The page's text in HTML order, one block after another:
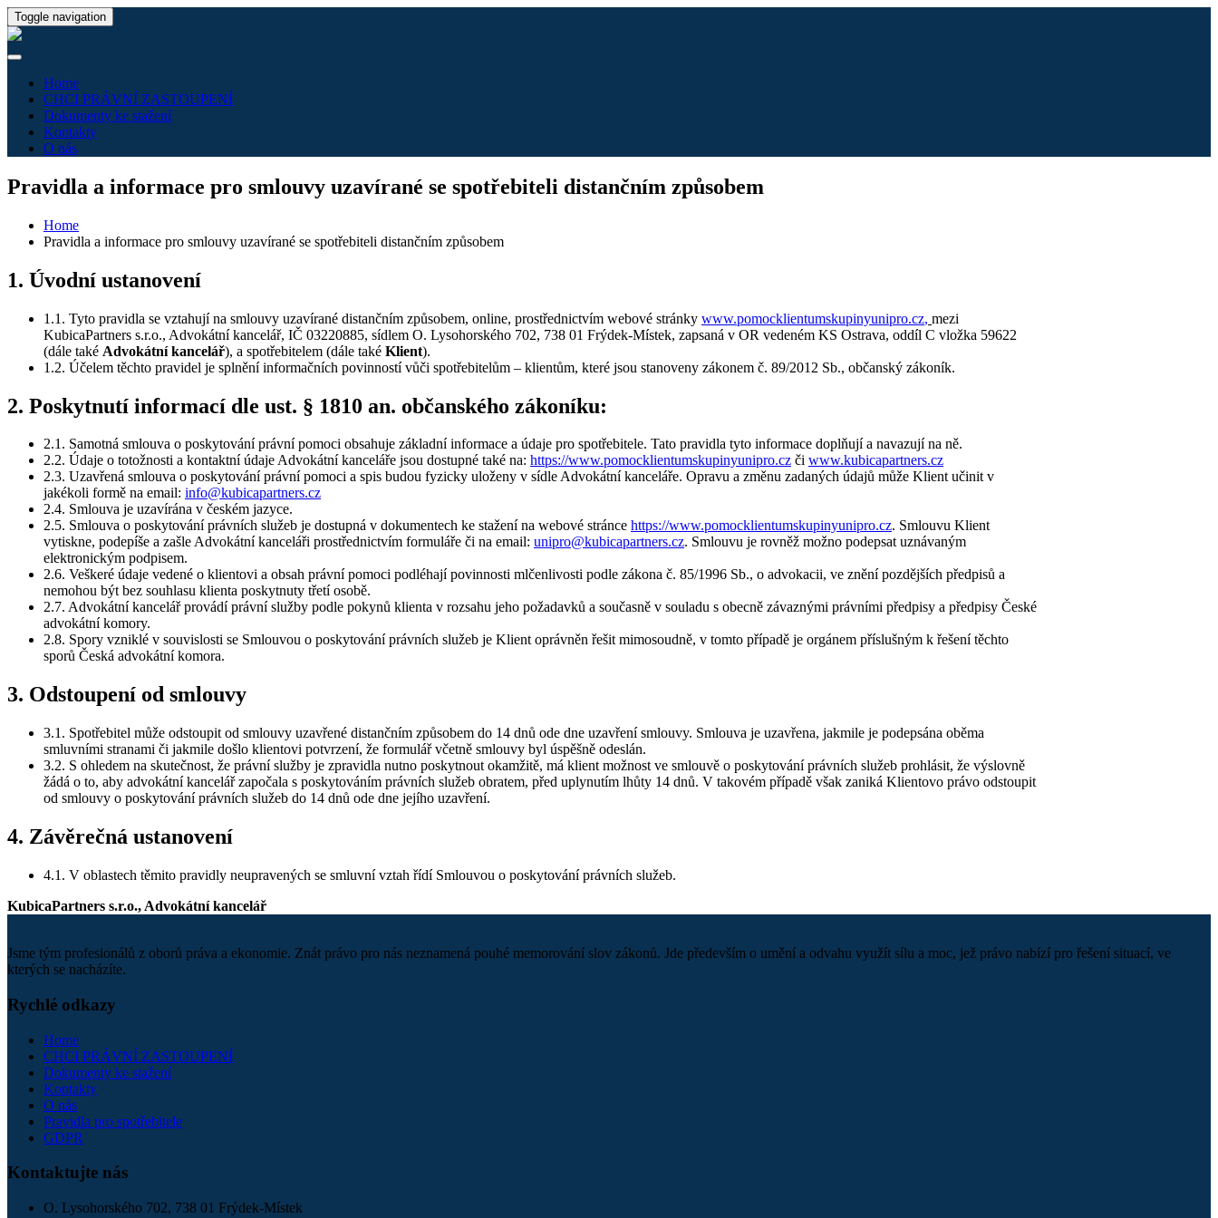
Toggle navigation
Home
CHCI PRÁVNÍ ZASTOUPENÍ
Dokumenty ke stažení
Kontakty
O nás
Pravidla a informace pro smlouvy uzavírané se spotřebiteli distančním způsobem
Home
Pravidla a informace pro smlouvy uzavírané se spotřebiteli distančním způsobem
1. Úvodní ustanovení
1.1. Tyto pravidla se vztahují na smlouvy uzavírané distančním způsobem, online, prostřednictvím webové stránky www.pomocklientumskupinyunipro.cz, mezi
KubicaPartners s.r.o., Advokátní kancelář, IČ 03220885, sídlem O. Lysohorského 702, 738 01 Frýdek-Místek, zapsaná v OR vedeném KS Ostrava, oddíl C vložka 59622
(dále také Advokátní kancelář), a spotřebitelem (dále také Klient).
1.2. Účelem těchto pravidel je splnění informačních povinností vůči spotřebitelům – klientům, které jsou stanoveny zákonem č. 89/2012 Sb., občanský zákoník.
2. Poskytnutí informací dle ust. § 1810 an. občanského zákoníku:
2.1. Samotná smlouva o poskytování právní pomoci obsahuje základní informace a údaje pro spotřebitele. Tato pravidla tyto informace doplňují a navazují na ně.
2.2. Údaje o totožnosti a kontaktní údaje Advokátní kanceláře jsou dostupné také na: https://www.pomocklientumskupinyunipro.cz či www.kubicapartners.cz
2.3. Uzavřená smlouva o poskytování právní pomoci a spis budou fyzicky uloženy v sídle Advokátní kanceláře. Opravu a změnu zadaných údajů může Klient učinit v
jakékoli formě na email: info@kubicapartners.cz
2.4. Smlouva je uzavírána v českém jazyce.
2.5. Smlouva o poskytování právních služeb je dostupná v dokumentech ke stažení na webové stránce https://www.pomocklientumskupinyunipro.cz. Smlouvu Klient
vytiskne, podepíše a zašle Advokátní kanceláři prostřednictvím formuláře či na email: unipro@kubicapartners.cz. Smlouvu je rovněž možno podepsat uznávaným
elektronickým podpisem.
2.6. Veškeré údaje vedené o klientovi a obsah právní pomoci podléhají povinnosti mlčenlivosti podle zákona č. 85/1996 Sb., o advokacii, ve znění pozdějších předpisů a
nemohou být bez souhlasu klienta poskytnuty třetí osobě.
2.7. Advokátní kancelář provádí právní služby podle pokynů klienta v rozsahu jeho požadavků a současně v souladu s obecně závaznými právními předpisy a předpisy České
advokátní komory.
2.8. Spory vzniklé v souvislosti se Smlouvou o poskytování právních služeb je Klient oprávněn řešit mimosoudně, v tomto případě je orgánem příslušným k řešení těchto
sporů Česká advokátní komora.
3. Odstoupení od smlouvy
3.1. Spotřebitel může odstoupit od smlouvy uzavřené distančním způsobem do 14 dnů ode dne uzavření smlouvy. Smlouva je uzavřena, jakmile je podepsána oběma
smluvními stranami či jakmile došlo klientovi potvrzení, že formulář včetně smlouvy byl úspěšně odeslán.
3.2. S ohledem na skutečnost, že právní služby je zpravidla nutno poskytnout okamžitě, má klient možnost ve smlouvě o poskytování právních služeb prohlásit, že výslovně
žádá o to, aby advokátní kancelář započala s poskytováním právních služeb obratem, před uplynutím lhůty 14 dnů. V takovém případě však zaniká Klientovo právo odstoupit
od smlouvy o poskytování právních služeb do 14 dnů ode dne jejího uzavření.
4. Závěrečná ustanovení
4.1. V oblastech těmito pravidly neupravených se smluvní vztah řídí Smlouvou o poskytování právních služeb.
KubicaPartners s.r.o., Advokátní kancelář
Jsme tým profesionálů z oborů práva a ekonomie. Znát právo pro nás neznamená pouhé memorování slov zákonů. Jde především o umění a odvahu využít sílu a moc, jež právo nabízí pro řešení situací, ve
kterých se nacházíte.
Rychlé odkazy
Home
CHCI PRÁVNÍ ZASTOUPENÍ
Dokumenty ke stažení
Kontakty
O nás
Pravidla pro spotřebitele
GDPR
Kontaktujte nás
O. Lysohorského 702, 738 01 Frýdek-Místek